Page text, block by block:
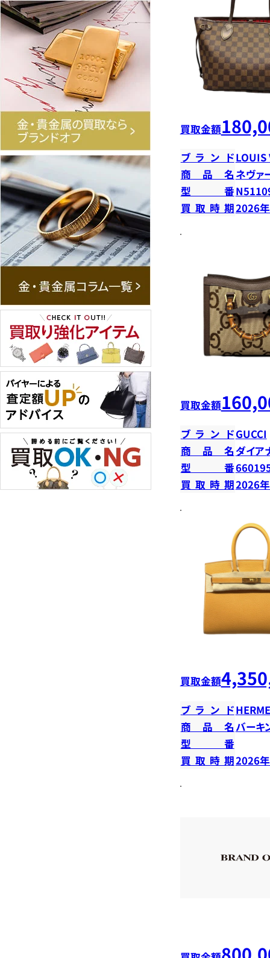
買取金額
ブランドLOUIS
商品名 ネヴァ
型番
買取時期2026
買取金額
ブランドGUCCI
商品名ダイア
型番
買取時期2026
買取金額
ブランド
商品名 バーキ
型番
買取時期2026